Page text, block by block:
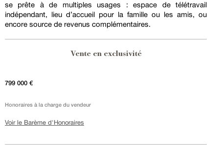
se prête à de multiples usages : espace de télétravail
indépendant, lieu d’accueil pour la famille ou les amis, ou
encore source de revenus complémentaires.
Vente en exclusivité
799 000 €
Honoraires à la charge du vendeur
Voir le Barème d'Honoraires